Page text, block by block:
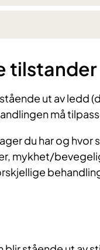
tilstander
ut av ledd
må
du har og hvor
mykhet/